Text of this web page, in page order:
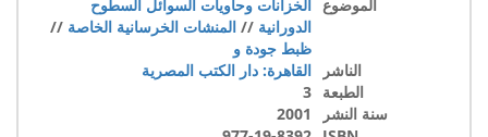
الموضوع الخزانات وحاويات السوائل السطوح
الدورانية // المنشات الخرسانية الخاصة //
ظبط جودة و
الناشر
القاهرة: دار الكتب المصرية
الطبعة 3
سنة النشر
2001